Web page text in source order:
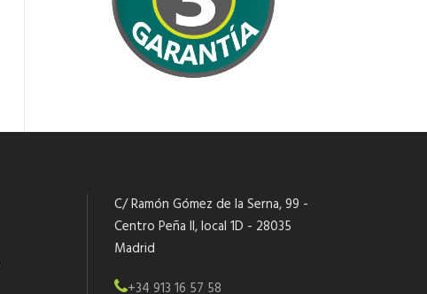
C/ Ramón Gómez de la Serna, 99 -
Centro Peña II, local 1D - 28035
Madrid
+34 913 16 57 58